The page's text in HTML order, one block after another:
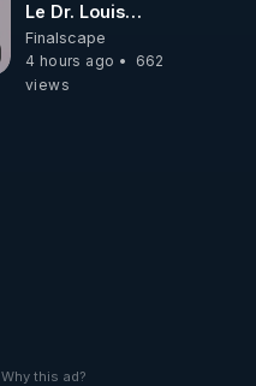
Le Dr. Louis
Fouché renverse
le plateau de
CNews !
Finalscape
4 hours ago
662
views
Why this ad?